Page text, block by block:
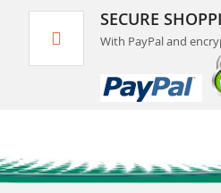
SECURE
With PayPal and